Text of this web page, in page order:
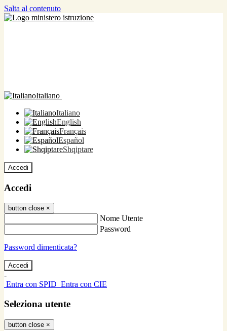
Salta al contenuto
Italiano
Italiano
English
Français
Español
Shqiptare
Accedi
Accedi
button close ×
Nome Utente
Password
Password dimenticata?
-
Entra con SPID Entra con CIE
Seleziona utente
button close ×